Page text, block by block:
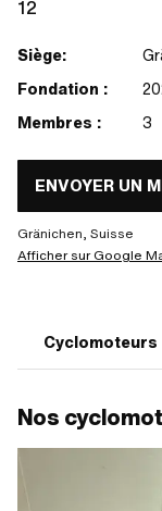
12
Siège:
Fondation :
Membres :
3
ENVOYER UN
Gränichen, Suisse
Afficher sur Google
Cyclomoteurs
Nos